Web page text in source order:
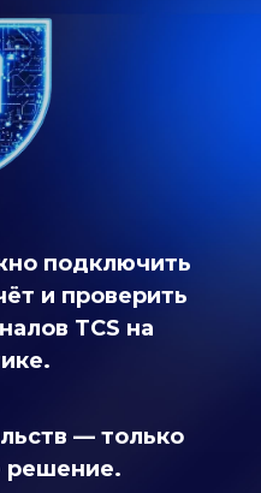
подключить
и проверить
TCS на
— только
решение.